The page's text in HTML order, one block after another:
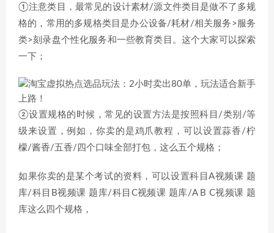
①注意类目，最常见的设计素材/源文件类目是做不了多规
格的，常用的多规格类目是办公设备/耗材/相关服务>服务
类>刻录盘个性化服务和一些教育类目。这个大家可以探索
一下；
②设置规格的时候，常见的设置方法是按照科目/类别/等
级来设置，例如，你卖的是鸡爪教程，可以设置蒜香/柠
檬/酱香/五香/四个口味全部打包，这么五个规格；
如果你卖的是某个考试的资料，可以设置科目A视频课 题
库/科目B视频课 题库/科目C视频课 题库/A B C视频课 题
库这么四个规格，